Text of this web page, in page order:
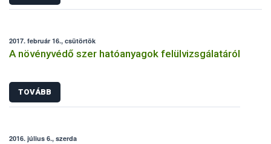
2017. február 16., csütörtök
A növényvédő szer hatóanyagok felülvizsgálatáról
TOVÁBB
2016. július 6., szerda